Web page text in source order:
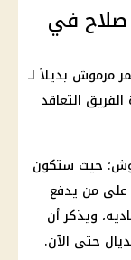
في
مرموش بديلاً لـ
التعاقد
حيث ستكون
على من يدفع
ويذكر أن
حتى الآن.